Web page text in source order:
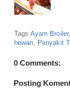
Tags Ayam Broiler
hewan, Penyakit
0 Comments:
Posting